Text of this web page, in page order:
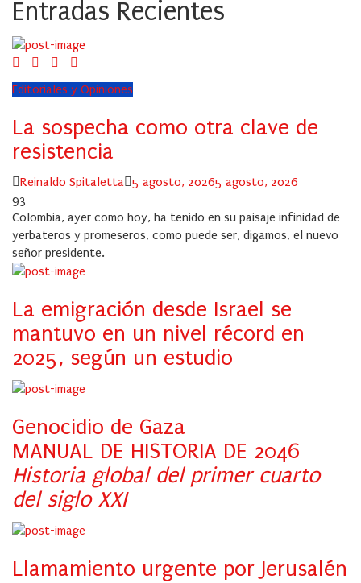
Entradas Recientes
Editoriales y Opiniones
La sospecha como otra clave de
resistencia
Author
Reinaldo Spitaletta Posted
5 agosto, 20265 agosto, 2026
93
Colombia, ayer como hoy, ha tenido en su paisaje infinidad de
yerbateros y promeseros, como puede ser, digamos, el nuevo
señor presidente.
La emigración desde Israel se
mantuvo en un nivel récord en
2025, según un estudio
Genocidio de Gaza
MANUAL DE HISTORIA DE 2046
Historia global del primer cuarto
del siglo XXI
Llamamiento urgente por Jerusalén